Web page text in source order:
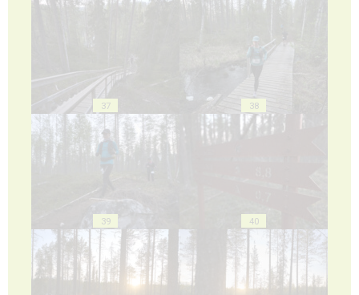
37 38
39 40